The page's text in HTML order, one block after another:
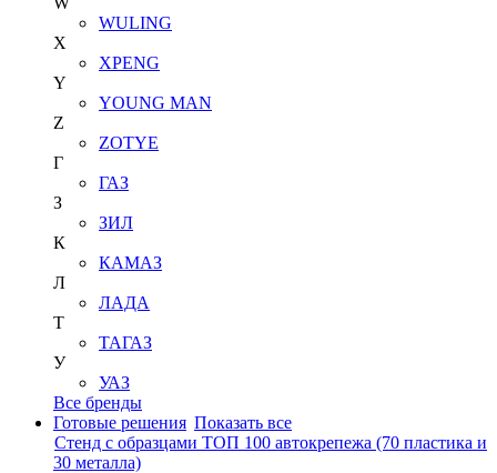
WULING
X
XPENG
Y
YOUNG MAN
Z
ZOTYE
Г
ГАЗ
З
ЗИЛ
К
КАМАЗ
Л
ЛАДА
Т
ТАГАЗ
У
УАЗ
Все бренды
Готовые решения Показать все
Стенд с образцами ТОП 100 автокрепежа (70 пластика и
30 металла)